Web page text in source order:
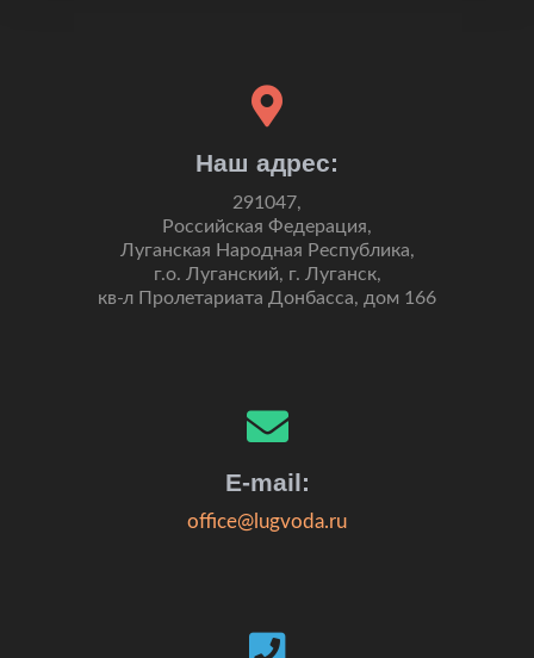
Наш адрес:
291047,
Российская Федерация,
Луганская Народная Республика,
г.о. Луганский, г. Луганск,
кв-л Пролетариата Донбасса, дом 166
E-mail:
office@lugvoda.ru